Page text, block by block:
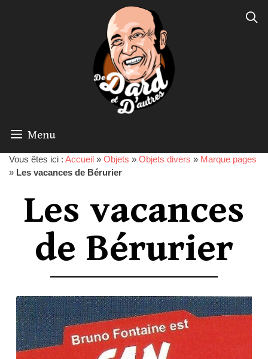
Menu
Vous êtes ici : Accueil » Objets » Objets divers » Marque pages
» Les vacances de Bérurier
Les vacances
de Bérurier